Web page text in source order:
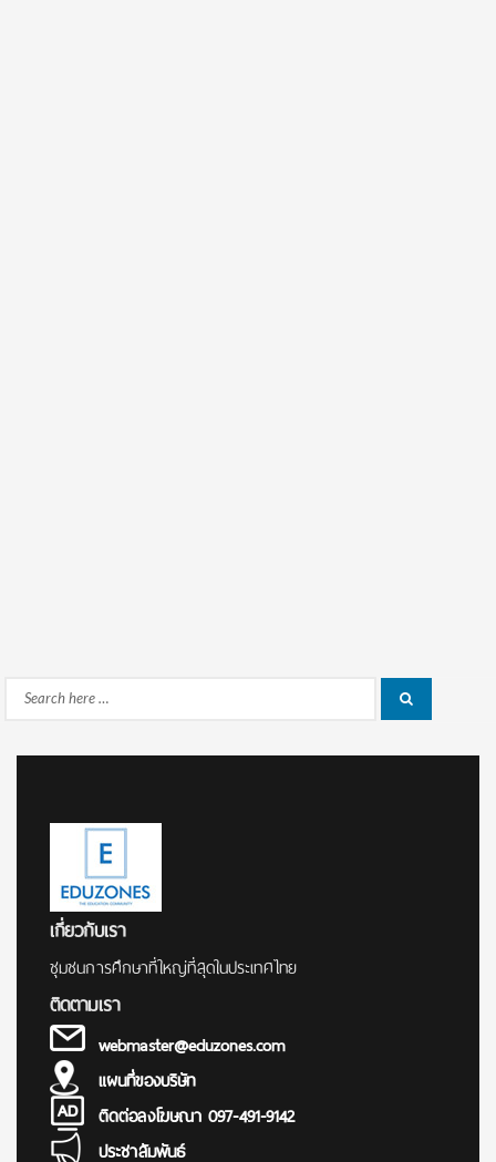
Search
เกี่ยวกับเรา
ชุมชนการศึกษาที่ใหญ่ที่สุดในประเทศไทย
ติดตามเรา
webmaster@eduzones.com
แผนที่ของบริษัท
ติดต่อลงโฆษณา 097-491-9142
ประชาสัมพันธ์